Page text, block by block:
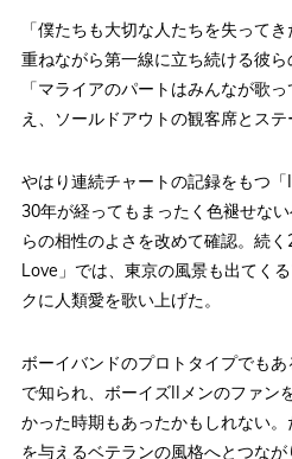
「僕たちも大切な人たちを失って
重ねながら第一線に立ち続ける彼ら
「マライアのパートはみんなが歌
え、ソールドアウトの観客席とステ
やはり連続チャートの記録をもつ「
30年が経ってもまったく色褪せな
らの相性のよさを改めて確認。続
Love」では、東京の風景も出てく
クに人類愛を歌い上げた。
ボーイバンドのプロトタイプでも
で知られ、ボーイズIIメンのファン
かった時期もあったかもしれない
を与えるベテランの風格へとつな